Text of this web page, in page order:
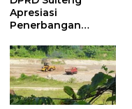
Apresiasi
Penerbangan
Guangzhou, Dorong
Investasi